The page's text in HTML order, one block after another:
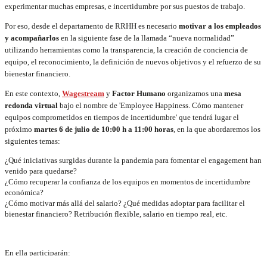
experimentar muchas empresas, e incertidumbre por sus puestos de trabajo.
Por eso, desde el departamento de RRHH es necesario motivar a los empleados
y acompañarlos en la siguiente fase de la llamada “nueva normalidad”
utilizando herramientas como la transparencia, la creación de conciencia de
equipo, el reconocimiento, la definición de nuevos objetivos y el refuerzo de su
bienestar financiero.
En este contexto, Wagestream y Factor Humano organizamos una mesa
redonda virtual bajo el nombre de 'Employee Happiness. Cómo mantener
equipos comprometidos en tiempos de incertidumbre' que tendrá lugar el
próximo martes 6 de julio de 10:00 h a 11:00 horas, en la que abordaremos los
siguientes temas:
¿Qué iniciativas surgidas durante la pandemia para fomentar el engagement han
venido para quedarse?
¿Cómo recuperar la confianza de los equipos en momentos de incertidumbre
económica?
¿Cómo motivar más allá del salario? ¿Qué medidas adoptar para facilitar el
bienestar financiero? Retribución flexible, salario en tiempo real, etc.
En ella participarán: